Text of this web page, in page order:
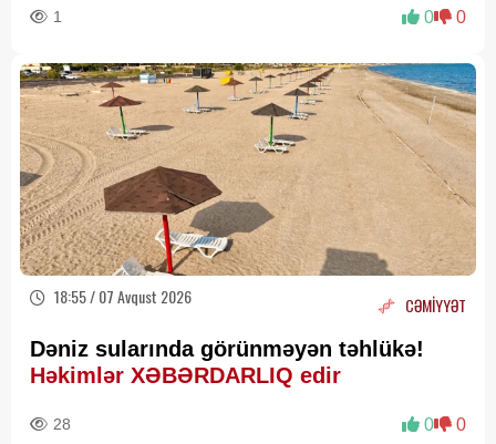
1 0 0
18:55 / 07 Avqust 2026 CƏMİYYƏT
Dəniz sularında görünməyən təhlükə!
Həkimlər XƏBƏRDARLIQ edir
28 0 0